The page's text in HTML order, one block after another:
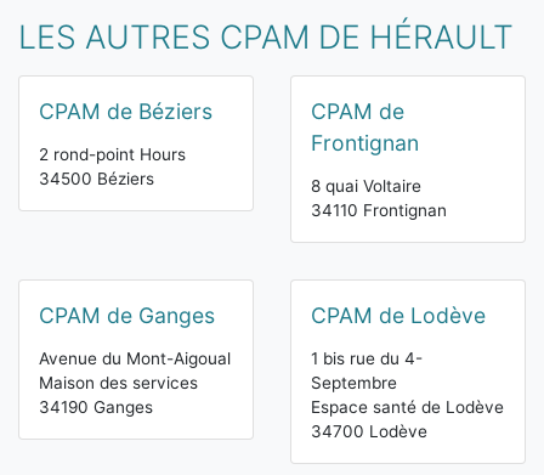
LES AUTRES CPAM DE HÉRAULT
CPAM de Béziers
2 rond-point Hours
34500 Béziers
CPAM de
Frontignan
8 quai Voltaire
34110 Frontignan
CPAM de Ganges
Avenue du Mont-Aigoual
Maison des services
34190 Ganges
CPAM de Lodève
1 bis rue du 4-
Septembre
Espace santé de Lodève
34700 Lodève